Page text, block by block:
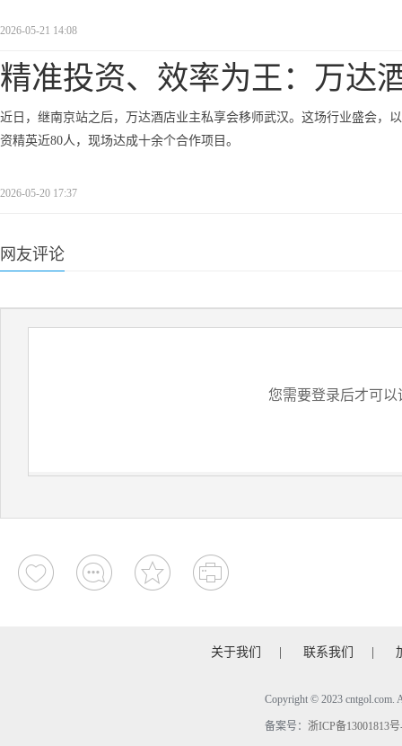
2026-05-21 14:08
精准投资、效率为王：万达
近日，继南京站之后，万达酒店业主私享会移师武汉。这场行业盛会，
资精英近80人，现场达成十余个合作项目。
2026-05-20 17:37
网友评论
您需要登录后才可以
关于我们 联系我们
Copyright © 2023
备案号： 浙ICP备13001813